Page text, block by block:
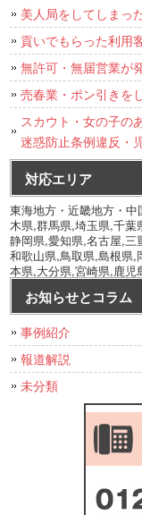
美人局をしてしまっ
貢いでもらった利用
無許可・無届営業が
売春業・ポン引きを
スカウト・女の子の
迷惑防止条例違反・
対応エリア
東海地方・近畿地方・
木県,群馬県,埼玉県,千
静岡県,愛知県,名古屋,
和歌山県,鳥取県,島根県
本県,大分県,宮崎県,鹿
お知らせとコラム
事例紹介
報道解説
未分類